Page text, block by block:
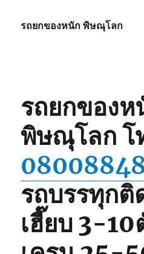
รถยกของหนัก พิษณุโลก
รถยกของห
พิษณุโลก โ
รถบรรทุกติ
เฮี๊ยบ 3-10